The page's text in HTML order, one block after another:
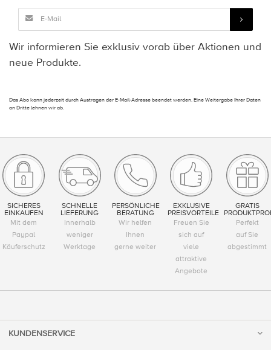
Wir informieren Sie exklusiv vorab über Aktionen und
neue Produkte.
Das Abo kann jederzeit durch Austragen der E-Mail-Adresse beendet werden. Eine Weitergabe Ihrer Daten
an Dritte lehnen wir ab.
SICHERES
EINKAUFEN
Mit dem
Paypal
Käuferschutz
SCHNELLE
LIEFERUNG
Innerhalb
weniger
Werktage
PERSÖNLICHE
BERATUNG
Wir helfen
Ihnen
gerne weiter
EXKLUSIVE
PREISVORTEILE
Freuen Sie
sich auf
viele
attraktive
Angebote
GRATIS
Perfekt
auf Sie
abgestimmt
KUNDENSERVICE